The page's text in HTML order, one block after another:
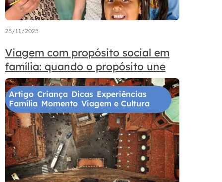
25/11/2025
Viagem com propósito social em
família: quando o propósito une
Artigo Criança Dicas Experiências
Família Momento Viagem e Cultura